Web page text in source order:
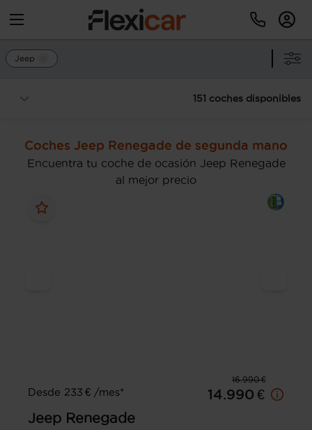
Jeep
151 coches disponibles
Coches Jeep Renegade de segunda mano
Encuentra tu coche de ocasión Jeep Renegade
al mejor precio
16.990 €
Desde 233 € /mes*
14.990 €
Jeep Renegade